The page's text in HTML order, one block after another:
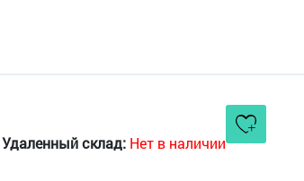
Удаленный склад: Нет в наличии